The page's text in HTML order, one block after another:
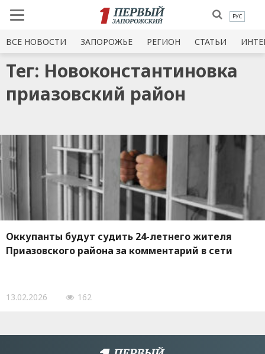
РУС
ВСЕ НОВОСТИ ЗАПОРОЖЬЕ РЕГИОН СТАТЬИ
Тег: Новоконстантиновка
приазовский район
Оккупанты будут судить 24-летнего жителя
Приазовского района за комментарий в сети
13.02.2026 162